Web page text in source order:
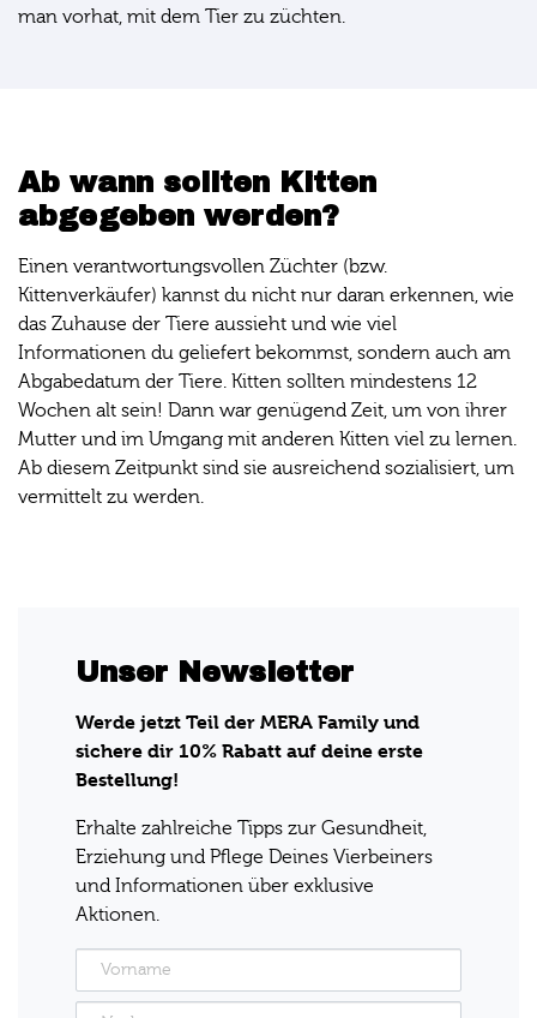
man vorhat, mit dem Tier zu züchten.
Ab wann sollten Kitten
abgegeben werden?
Einen verantwortungsvollen Züchter (bzw.
Kittenverkäufer) kannst du nicht nur daran erkennen, wie
das Zuhause der Tiere aussieht und wie viel
Informationen du geliefert bekommst, sondern auch am
Abgabedatum der Tiere. Kitten sollten mindestens 12
Wochen alt sein! Dann war genügend Zeit, um von ihrer
Mutter und im Umgang mit anderen Kitten viel zu lernen.
Ab diesem Zeitpunkt sind sie ausreichend sozialisiert, um
vermittelt zu werden.
Unser Newsletter
Werde jetzt Teil der MERA Family und
sichere dir 10% Rabatt auf deine erste
Bestellung!
Erhalte zahlreiche Tipps zur Gesundheit,
Erziehung und Pflege Deines Vierbeiners
und Informationen über exklusive
Aktionen.